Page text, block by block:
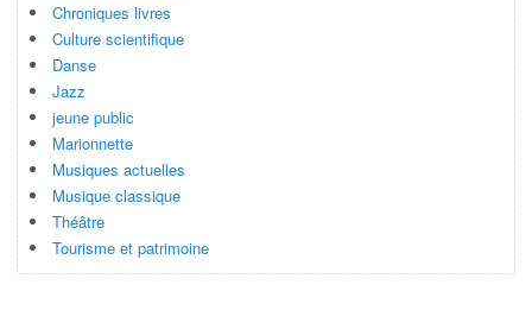
Chroniques livres
Culture scientifique
Danse
Jazz
jeune public
Marionnette
Musiques actuelles
Musique classique
Théâtre
Tourisme et patrimoine